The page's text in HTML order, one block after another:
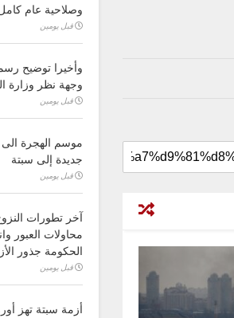
وصلاحية عام
قبل يومين
وأخيرا توضيح
وجهة نظر وزارة
قبل يومين
موسم الهجرة
جديدة إلى سبتة
قبل يومين
آخر تطورات
محاولات العبور
الحكومة جذور
قبل يومين
أزمة سبتة تهز